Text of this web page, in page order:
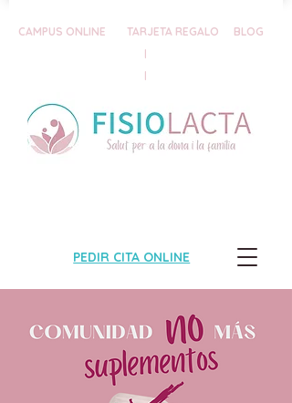
PEDIR CITA ONLINE
CAMPUS ONLINE TARJETA REGALO BLOG